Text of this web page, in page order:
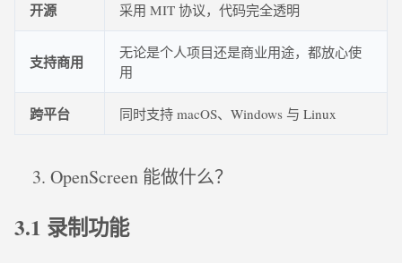
开源 采用 MIT 协议，代码完全透明
支持商用
无论是个人项目还是商业用途，都放心使
用
跨平台 同时支持 macOS、Windows 与 Linux
OpenScreen 能做什么？
3.1 录制功能